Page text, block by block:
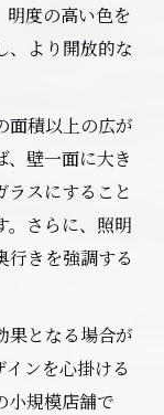
明度の高い色を
、より開放的な
面積以上の広が
、壁一面に大き
ラスにすること
。さらに、照明
行きを強調する
果となる場合が
ンを心掛ける
小規模店舗で